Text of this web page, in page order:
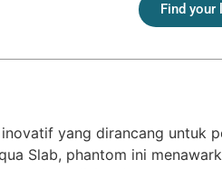
Find
yang dirancang untuk
Slab, phantom ini